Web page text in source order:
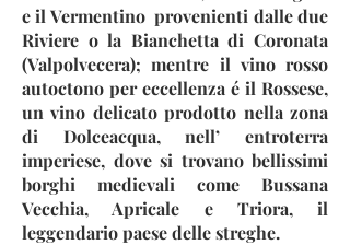
e il Vermentino provenienti dalle due
Riviere o la Bianchetta di Coronata
(Valpolvecera); mentre il vino rosso
autoctono per eccellenza é il Rossese,
un vino delicato prodotto nella zona
di Dolceacqua, nell’ entroterra
imperiese, dove si trovano bellissimi
borghi medievali come Bussana
Vecchia, Apricale e Triora, il
leggendario paese delle streghe.